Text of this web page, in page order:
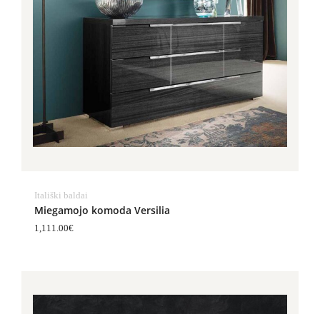
Itališki baldai
Miegamojo komoda Versilia
1,111.00€